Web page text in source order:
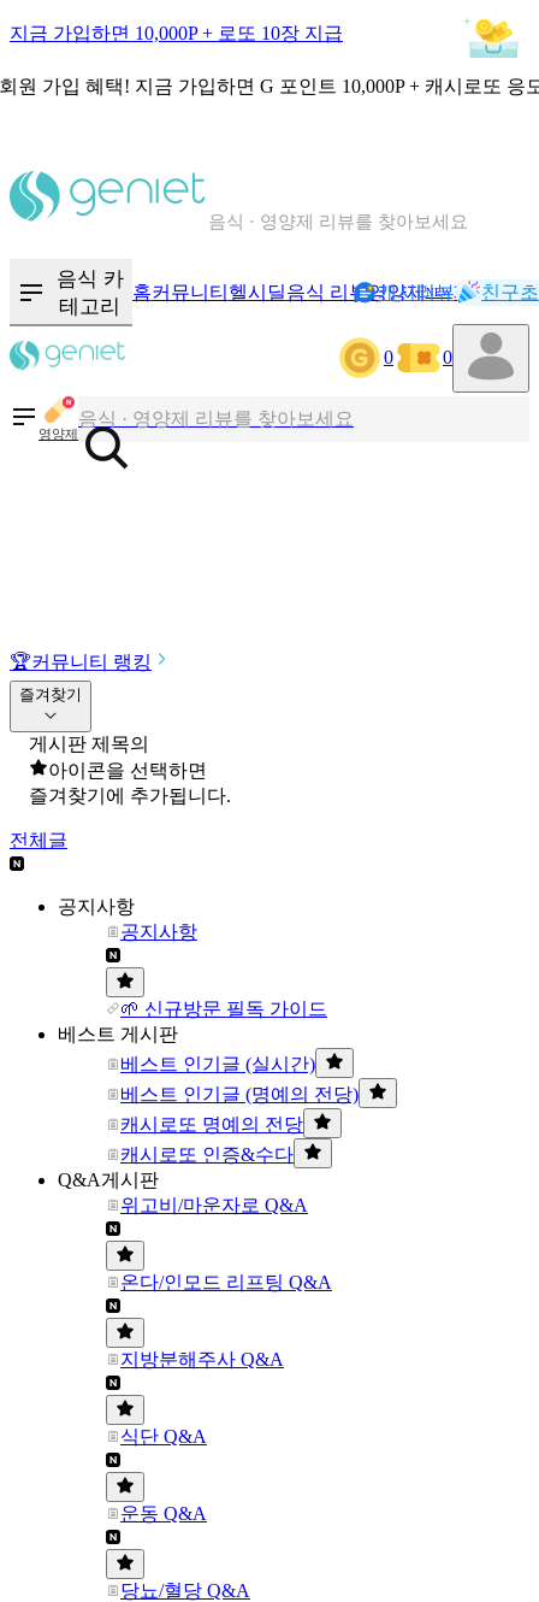
지금 가입하면 10,000P + 로또 10장 지급
원 가입 혜택! 지금 가입하면 G 포인트 10,000P + 캐시로또 응
음식 · 영양제 리뷰를 찾아보세요
음식 카
테고리
홈커뮤니티 헬시딜음식 리뷰영양제NEW기록
캐시리뷰 친구
0 0
영양제
칼로리와 영양성분을 검색해보세요
혈당 · 다이어트 음식 검색해보세요
음식 · 영양제 리뷰를 찾아보세요
🏆커뮤니티 랭킹
즐겨찾기
게시판 제목의
아이콘을 선택하면
즐겨찾기에 추가됩니다.
전체글
공지사항
공지사항
🌱 신규방문 필독 가이드
베스트 게시판
베스트 인기글 (실시간)
베스트 인기글 (명예의 전당)
캐시로또 명예의 전당
캐시로또 인증&수다
Q&A게시판
위고비/마운자로 Q&A
온다/인모드 리프팅 Q&A
지방분해주사 Q&A
식단 Q&A
운동 Q&A
당뇨/혈당 Q&A